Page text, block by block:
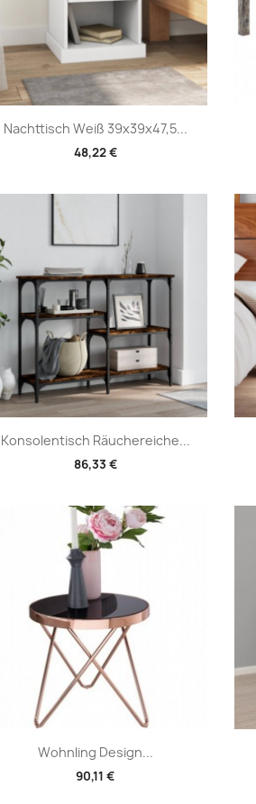
Nachttisch Weiß 39x39x47,5...
48,22 €
Vorschau
Konsolentisch Räuchereiche...
86,33 €
Vorschau
Wohnling Design...
90,11 €
Vorschau